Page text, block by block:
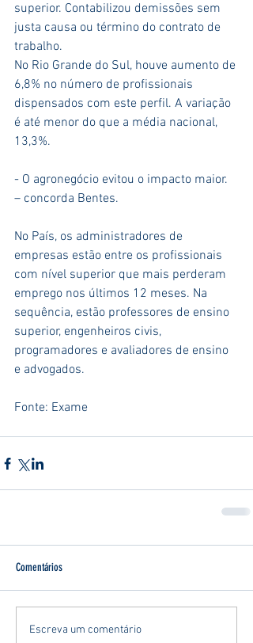
superior. Contabilizou demissões sem
justa causa ou término do contrato de
trabalho.
No Rio Grande do Sul, houve aumento de
6,8% no número de profissionais
dispensados com este perfil. A variação
é até menor do que a média nacional,
13,3%.
- O agronegócio evitou o impacto maior.
– concorda Bentes.
No País, os administradores de
empresas estão entre os profissionais
com nível superior que mais perderam
emprego nos últimos 12 meses. Na
sequência, estão professores de ensino
superior, engenheiros civis,
programadores e avaliadores de ensino
e advogados.
Fonte: Exame
Comentários
Escreva um comentário